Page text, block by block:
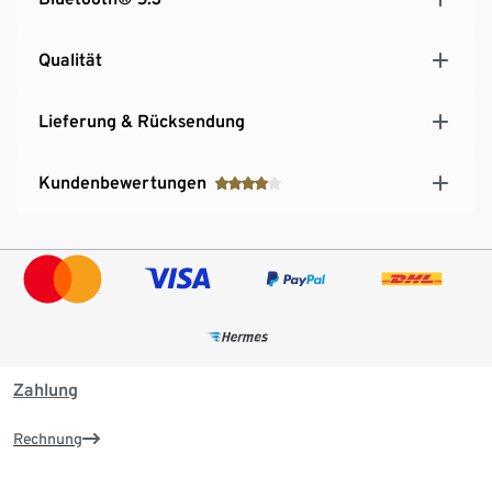
Qualität
Lieferung & Rücksendung
Kundenbewertungen
Zahlung
Rechnung